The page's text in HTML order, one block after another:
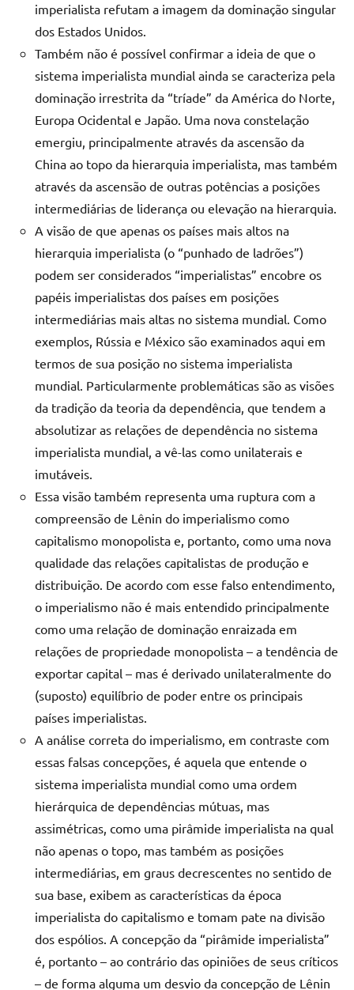
imperialista refutam a imagem da dominação singular
dos Estados Unidos.
Também não é possível confirmar a ideia de que o
sistema imperialista mundial ainda se caracteriza pela
dominação irrestrita da “tríade” da América do Norte,
Europa Ocidental e Japão. Uma nova constelação
emergiu, principalmente através da ascensão da
China ao topo da hierarquia imperialista, mas também
através da ascensão de outras potências a posições
intermediárias de liderança ou elevação na hierarquia.
A visão de que apenas os países mais altos na
hierarquia imperialista (o “punhado de ladrões”)
podem ser considerados “imperialistas” encobre os
papéis imperialistas dos países em posições
intermediárias mais altas no sistema mundial. Como
exemplos, Rússia e México são examinados aqui em
termos de sua posição no sistema imperialista
mundial. Particularmente problemáticas são as visões
da tradição da teoria da dependência, que tendem a
absolutizar as relações de dependência no sistema
imperialista mundial, a vê-las como unilaterais e
imutáveis.
Essa visão também representa uma ruptura com a
compreensão de Lênin do imperialismo como
capitalismo monopolista e, portanto, como uma nova
qualidade das relações capitalistas de produção e
distribuição. De acordo com esse falso entendimento,
o imperialismo não é mais entendido principalmente
como uma relação de dominação enraizada em
relações de propriedade monopolista – a tendência de
exportar capital – mas é derivado unilateralmente do
(suposto) equilíbrio de poder entre os principais
países imperialistas.
A análise correta do imperialismo, em contraste com
essas falsas concepções, é aquela que entende o
sistema imperialista mundial como uma ordem
hierárquica de dependências mútuas, mas
assimétricas, como uma pirâmide imperialista na qual
não apenas o topo, mas também as posições
intermediárias, em graus decrescentes no sentido de
sua base, exibem as características da época
imperialista do capitalismo e tomam pate na divisão
dos espólios. A concepção da “pirâmide imperialista”
é, portanto – ao contrário das opiniões de seus críticos
– de forma alguma um desvio da concepção de Lênin